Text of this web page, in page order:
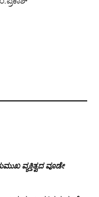
ವ್ಯಕ್ತಿತ್ವದ ವೂಡೇ